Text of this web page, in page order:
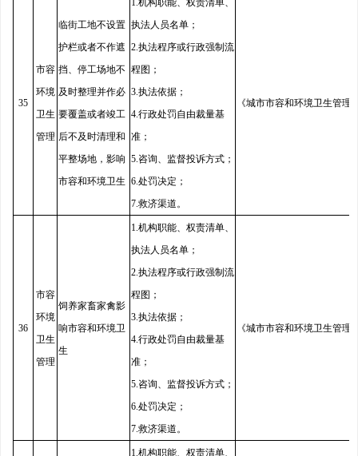
35
市容
环境
卫生
管理
临街工地不设置
护栏或者不作遮
挡、停工场地不
及时整理并作必
要覆盖或者竣工
后不及时清理和
平整场地，影响
市容和环境卫生
1.机构职能、权责清单、
执法人员名单；
2.执法程序或行政强制流
程图；
3.执法依据；
4.行政处罚自由裁量基
准；
5.咨询、监督投诉方式；
6.处罚决定；
7.救济渠道。
《城市市容和环境卫生管理
36
市容
环境
卫生
管理
饲养家畜家禽影
响市容和环境卫
生
1.机构职能、权责清单、
执法人员名单；
2.执法程序或行政强制流
程图；
3.执法依据；
4.行政处罚自由裁量基
准；
5.咨询、监督投诉方式；
6.处罚决定；
7.救济渠道。
《城市市容和环境卫生管理
1.机构职能、权责清单、